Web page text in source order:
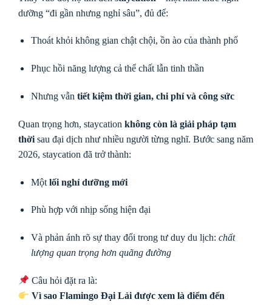
dưỡng “đi gần nhưng nghỉ sâu”, đủ để:
Thoát khỏi không gian chật chội, ồn ào của thành phố
Phục hồi năng lượng cả thể chất lẫn tinh thần
Nhưng vẫn tiết kiệm thời gian, chi phí và công sức
Quan trọng hơn, staycation không còn là giải pháp tạm
thời sau đại dịch như nhiều người từng nghĩ. Bước sang năm
2026, staycation đã trở thành:
Một lối nghỉ dưỡng mới
Phù hợp với nhịp sống hiện đại
Và phản ánh rõ sự thay đổi trong tư duy du lịch: chất
lượng quan trọng hơn quãng đường
Câu hỏi đặt ra là:
Vì sao Flamingo Đại Lải được xem là điểm đến